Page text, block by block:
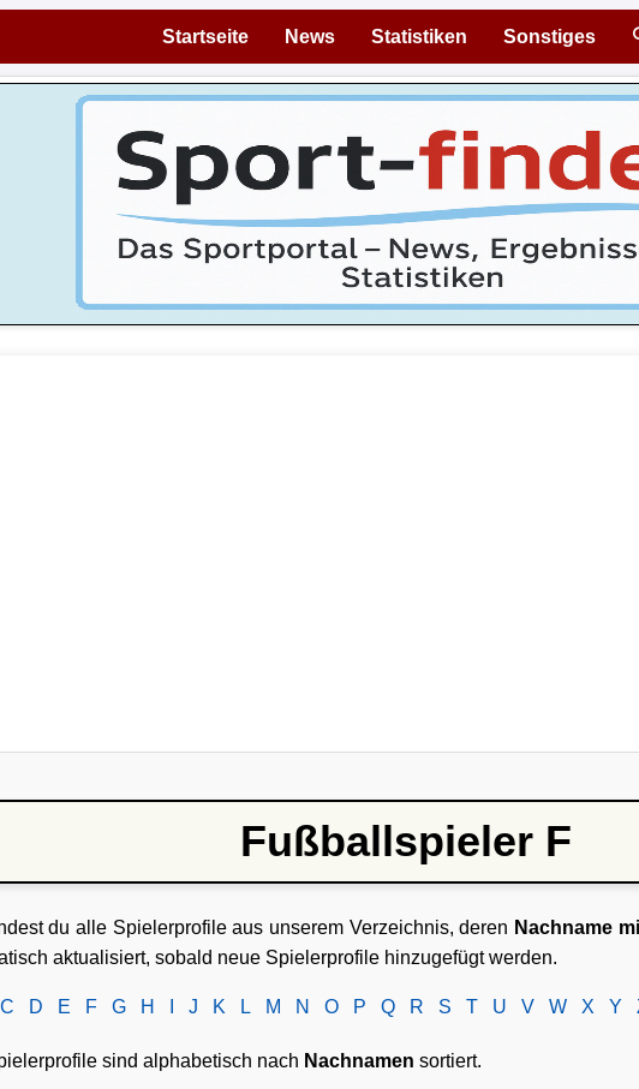
Startseite News Statistiken Sonstiges
Fußballspieler F
du alle Spielerprofile aus unserem Verzeichnis, deren Nachname
aktualisiert, sobald neue Spielerprofile hinzugefügt werden.
C D E F G H J K L M N O P Q R S T U V W X Y
sind alphabetisch nach Nachnamen sortiert.